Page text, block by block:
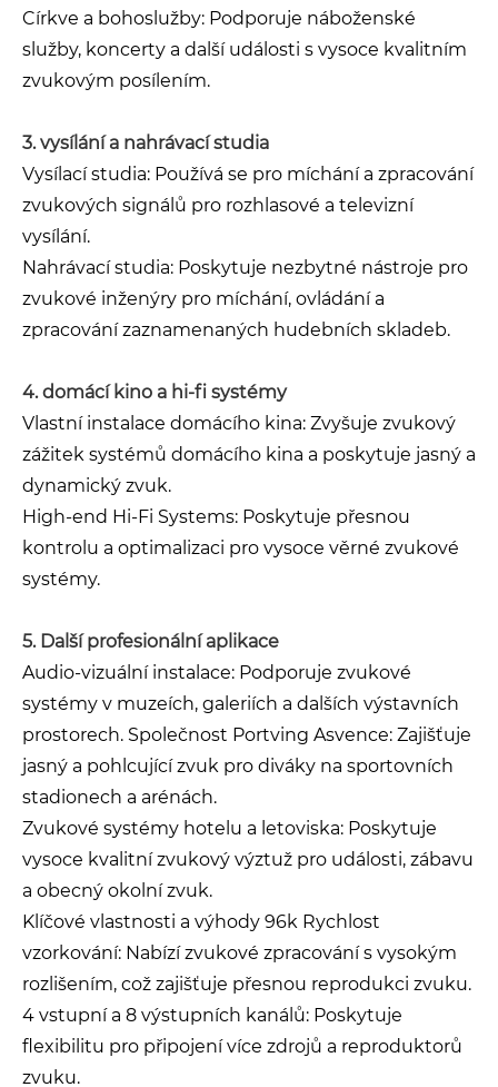
Církve a bohoslužby: Podporuje náboženské
služby, koncerty a další události s vysoce kvalitním
zvukovým posílením.
3. vysílání a nahrávací studia
Vysílací studia: Používá se pro míchání a zpracování
zvukových signálů pro rozhlasové a televizní
vysílání.
Nahrávací studia: Poskytuje nezbytné nástroje pro
zvukové inženýry pro míchání, ovládání a
zpracování zaznamenaných hudebních skladeb.
4. domácí kino a hi-fi systémy
Vlastní instalace domácího kina: Zvyšuje zvukový
zážitek systémů domácího kina a poskytuje jasný a
dynamický zvuk.
High-end Hi-Fi Systems: Poskytuje přesnou
kontrolu a optimalizaci pro vysoce věrné zvukové
systémy.
5. Další profesionální aplikace
Audio-vizuální instalace: Podporuje zvukové
systémy v muzeích, galeriích a dalších výstavních
prostorech. Společnost Portving Asvence: Zajišťuje
jasný a pohlcující zvuk pro diváky na sportovních
stadionech a arénách.
Zvukové systémy hotelu a letoviska: Poskytuje
vysoce kvalitní zvukový výztuž pro události, zábavu
a obecný okolní zvuk.
Klíčové vlastnosti a výhody 96k Rychlost
vzorkování: Nabízí zvukové zpracování s vysokým
rozlišením, což zajišťuje přesnou reprodukci zvuku.
4 vstupní a 8 výstupních kanálů: Poskytuje
flexibilitu pro připojení více zdrojů a reproduktorů
zvuku.